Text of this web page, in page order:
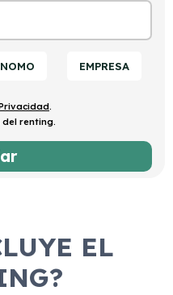
EMPRESA
.
renting.
EL